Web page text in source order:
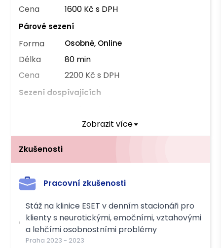
Cena
1600 Kč s DPH
Párové sezení
Forma Osobně, Online
Délka
80 min
Cena
2200 Kč s DPH
Sezení dospívajících
50 min
Hotově
Zobrazit více
Zkušenosti
Pracovní zkušenosti
Stáž na klinice ESET v denním stacionáři pro
klienty s neurotickými, emočními, vztahovými
a lehčími osobnostními problémy
Praha 2023 - 2023